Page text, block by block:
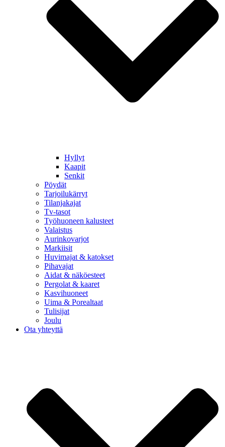
Hyllyt
Kaapit
Senkit
Pöydät
Tarjoilukärryt
Tilanjakajat
Tv-tasot
Työhuoneen kalusteet
Valaistus
Aurinkovarjot
Markiisit
Huvimajat & katokset
Pihavajat
Aidat & näköesteet
Pergolat & kaaret
Kasvihuoneet
Uima & Porealtaat
Tulisijat
Joulu
Ota yhteyttä